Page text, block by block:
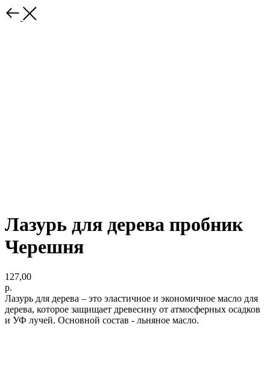
Лазурь для дерева пробник
Черешня
127,00
р.
Лазурь для дерева – это эластичное и экономичное масло для
дерева, которое защищает древесину от атмосферных осадков
и УФ лучей. Основной состав - льняное масло.